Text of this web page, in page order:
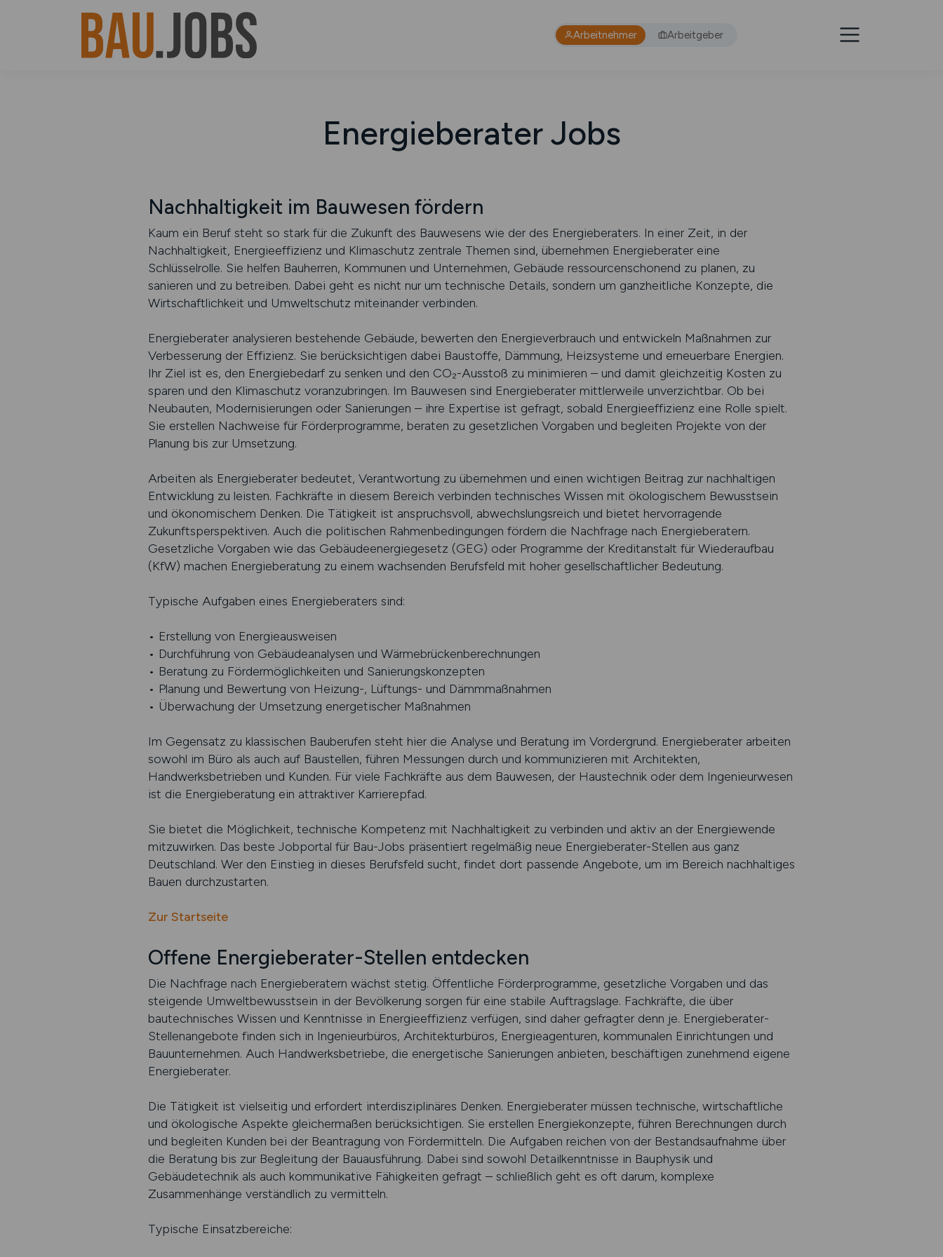
Arbeitnehmer Arbeitgeber
Energieberater Jobs
Nachhaltigkeit im Bauwesen fördern
Kaum ein Beruf steht so stark für die Zukunft des Bauwesens wie der des Energieberaters. In einer Zeit, in der
Nachhaltigkeit, Energieeffizienz und Klimaschutz zentrale Themen sind, übernehmen Energieberater eine
Schlüsselrolle. Sie helfen Bauherren, Kommunen und Unternehmen, Gebäude ressourcenschonend zu planen, zu
sanieren und zu betreiben. Dabei geht es nicht nur um technische Details, sondern um ganzheitliche Konzepte, die
Wirtschaftlichkeit und Umweltschutz miteinander verbinden.
Energieberater analysieren bestehende Gebäude, bewerten den Energieverbrauch und entwickeln Maßnahmen zur
Verbesserung der Effizienz. Sie berücksichtigen dabei Baustoffe, Dämmung, Heizsysteme und erneuerbare Energien.
Ihr Ziel ist es, den Energiebedarf zu senken und den CO₂-Ausstoß zu minimieren – und damit gleichzeitig Kosten zu
sparen und den Klimaschutz voranzubringen. Im Bauwesen sind Energieberater mittlerweile unverzichtbar. Ob bei
Neubauten, Modernisierungen oder Sanierungen – ihre Expertise ist gefragt, sobald Energieeffizienz eine Rolle spielt.
Sie erstellen Nachweise für Förderprogramme, beraten zu gesetzlichen Vorgaben und begleiten Projekte von der
Planung bis zur Umsetzung.
Arbeiten als Energieberater bedeutet, Verantwortung zu übernehmen und einen wichtigen Beitrag zur nachhaltigen
Entwicklung zu leisten. Fachkräfte in diesem Bereich verbinden technisches Wissen mit ökologischem Bewusstsein
und ökonomischem Denken. Die Tätigkeit ist anspruchsvoll, abwechslungsreich und bietet hervorragende
Zukunftsperspektiven. Auch die politischen Rahmenbedingungen fördern die Nachfrage nach Energieberatern.
Gesetzliche Vorgaben wie das Gebäudeenergiegesetz (GEG) oder Programme der Kreditanstalt für Wiederaufbau
(KfW) machen Energieberatung zu einem wachsenden Berufsfeld mit hoher gesellschaftlicher Bedeutung.
Typische Aufgaben eines Energieberaters sind:
• Erstellung von Energieausweisen
• Durchführung von Gebäudeanalysen und Wärmebrückenberechnungen
• Beratung zu Fördermöglichkeiten und Sanierungskonzepten
• Planung und Bewertung von Heizung-, Lüftungs- und Dämmmaßnahmen
• Überwachung der Umsetzung energetischer Maßnahmen
Im Gegensatz zu klassischen Bauberufen steht hier die Analyse und Beratung im Vordergrund. Energieberater arbeiten
sowohl im Büro als auch auf Baustellen, führen Messungen durch und kommunizieren mit Architekten,
Handwerksbetrieben und Kunden. Für viele Fachkräfte aus dem Bauwesen, der Haustechnik oder dem Ingenieurwesen
ist die Energieberatung ein attraktiver Karrierepfad.
Sie bietet die Möglichkeit, technische Kompetenz mit Nachhaltigkeit zu verbinden und aktiv an der Energiewende
mitzuwirken. Das beste Jobportal für Bau-Jobs präsentiert regelmäßig neue Energieberater-Stellen aus ganz
Deutschland. Wer den Einstieg in dieses Berufsfeld sucht, findet dort passende Angebote, um im Bereich nachhaltiges
Bauen durchzustarten.
Zur Startseite
Offene Energieberater-Stellen entdecken
Die Nachfrage nach Energieberatern wächst stetig. Öffentliche Förderprogramme, gesetzliche Vorgaben und das
steigende Umweltbewusstsein in der Bevölkerung sorgen für eine stabile Auftragslage. Fachkräfte, die über
bautechnisches Wissen und Kenntnisse in Energieeffizienz verfügen, sind daher gefragter denn je. Energieberater-
Stellenangebote finden sich in Ingenieurbüros, Architekturbüros, Energieagenturen, kommunalen Einrichtungen und
Bauunternehmen. Auch Handwerksbetriebe, die energetische Sanierungen anbieten, beschäftigen zunehmend eigene
Energieberater.
Die Tätigkeit ist vielseitig und erfordert interdisziplinäres Denken. Energieberater müssen technische, wirtschaftliche
und ökologische Aspekte gleichermaßen berücksichtigen. Sie erstellen Energiekonzepte, führen Berechnungen durch
und begleiten Kunden bei der Beantragung von Fördermitteln. Die Aufgaben reichen von der Bestandsaufnahme über
die Beratung bis zur Begleitung der Bauausführung. Dabei sind sowohl Detailkenntnisse in Bauphysik und
Gebäudetechnik als auch kommunikative Fähigkeiten gefragt – schließlich geht es oft darum, komplexe
Zusammenhänge verständlich zu vermitteln.
Typische Einsatzbereiche: